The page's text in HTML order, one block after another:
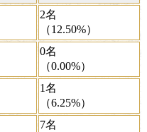
2名
（12.50%）
0名
（0.00%）
1名
（6.25%）
7名